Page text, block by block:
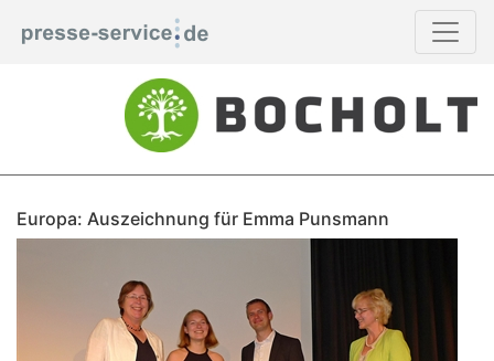
Europa: Auszeichnung für Emma Punsmann